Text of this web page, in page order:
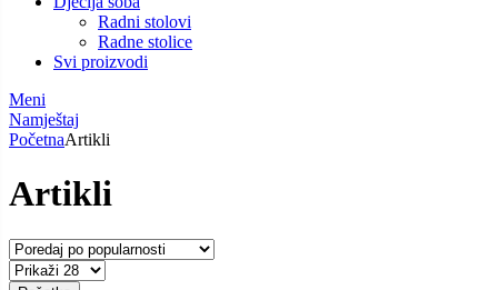
Radni stolovi
Radne stolice
Svi proizvodi
Meni
Namještaj
PočetnaArtikli
Artikli